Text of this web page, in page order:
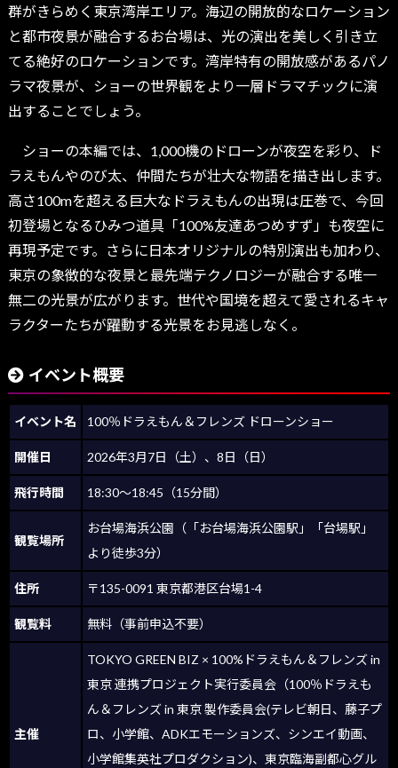
群がきらめく東京湾岸エリア。海辺の開放的なロケーション
と都市夜景が融合するお台場は、光の演出を美しく引き立
てる絶好のロケーションです。湾岸特有の開放感があるパノ
ラマ夜景が、ショーの世界観をより一層ドラマチックに演
出することでしょう。
ショーの本編では、1,000機のドローンが夜空を彩り、ド
ラえもんやのび太、仲間たちが壮大な物語を描き出します。
高さ100mを超える巨大なドラえもんの出現は圧巻で、今回
初登場となるひみつ道具「100%友達あつめすず」も夜空に
再現予定です。さらに日本オリジナルの特別演出も加わり、
東京の象徴的な夜景と最先端テクノロジーが融合する唯一
無二の光景が広がります。世代や国境を超えて愛されるキャ
ラクターたちが躍動する光景をお見逃しなく。
イベント概要
イベント名 100％ドラえもん＆フレンズ ドローンショー
開催日 2026年3月7日（土）、8日（日）
飛行時間 18:30〜18:45（15分間）
観覧場所
お台場海浜公園（「お台場海浜公園駅」「台場駅」
より徒歩3分）
住所 〒135-0091 東京都港区台場1-4
観覧料 無料（事前申込不要）
主催
TOKYO GREEN BIZ × 100%ドラえもん＆フレンズ in
東京 連携プロジェクト実行委員会（100％ドラえも
ん＆フレンズ in 東京 製作委員会(テレビ朝日、藤子プ
ロ、小学館、ADKエモーションズ、シンエイ動画、
小学館集英社プロダクション)、東京臨海副都心グル